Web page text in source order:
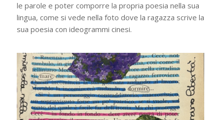
le parole e poter comporre la propria poesia nella sua
lingua, come si vede nella foto dove la ragazza scrive la
sua poesia con ideogrammi cinesi.